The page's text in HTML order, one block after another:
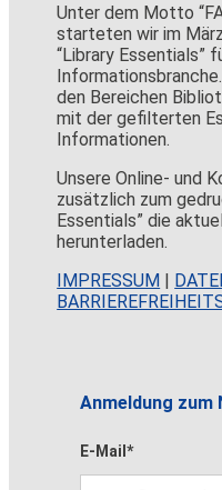
Unter dem Motto
starteten wir im
“Library Essentials”
den Bereichen
mit der gefilterten
Informationen.
Unsere Online- und
zusätzlich zum
Essentials” die
herunterladen.
IMPRESSUM |
Anmeldung zum
E-Mail*